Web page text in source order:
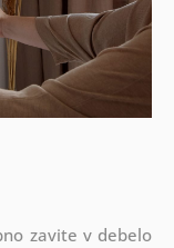
zavite v debelo